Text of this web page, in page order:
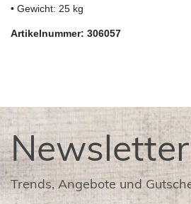
• Gewicht: 25 kg
Artikelnummer: 306057
Newsletter
Trends, Angebote und